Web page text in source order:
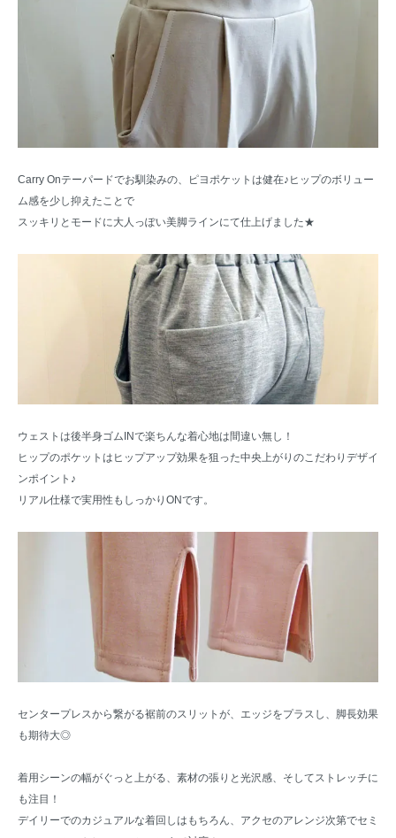
Carry Onテーパードでお馴染みの、ピヨポケットは健在♪ヒップのボリュー
ム感を少し抑えたことで
スッキリとモードに大人っぽい美脚ラインにて仕上げました★
ウェストは後半身ゴムINで楽ちんな着心地は間違い無し！
ヒップのポケットはヒップアップ効果を狙った中央上がりのこだわりデザイ
ンポイント♪
リアル仕様で実用性もしっかりONです。
センタープレスから繋がる裾前のスリットが、エッジをプラスし、脚長効果
も期待大◎
着用シーンの幅がぐっと上がる、素材の張りと光沢感、そしてストレッチに
も注目！
デイリーでのカジュアルな着回しはもちろん、アクセのアレンジ次第でセミ